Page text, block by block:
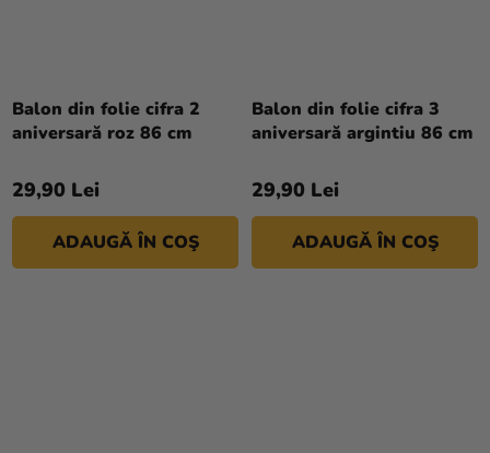
Balon din folie cifra 2
aniversară roz 86 cm
29,90 Lei
ADAUGĂ ÎN COŞ
Balon din folie cifra 3
aniversară argintiu 86 cm
29,90 Lei
ADAUGĂ ÎN COŞ